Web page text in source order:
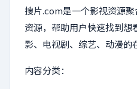
搜片.com是一个影视资源
资源，帮助用户快速找到想
影、电视剧、综艺、动漫的
内容分类：